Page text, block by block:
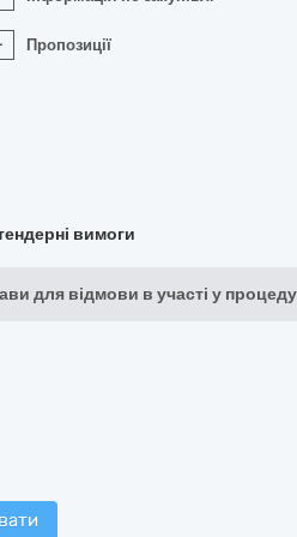
Пропозиції
вимоги
для відмови в участі у